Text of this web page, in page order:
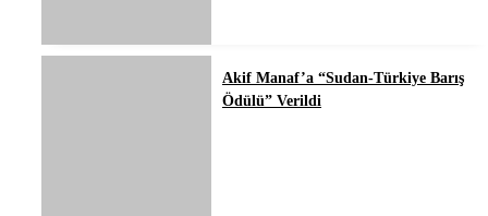
Akif Manaf’a “Sudan-Türkiye Barış
Ödülü” Verildi